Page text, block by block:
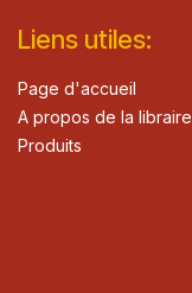
Lie​ns utiles:
Page d'accueil
A propos de la libraire
Produits